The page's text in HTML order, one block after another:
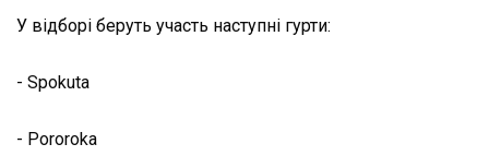
У відборі беруть участь наступні гурти:
- Spokuta
- Pororoka